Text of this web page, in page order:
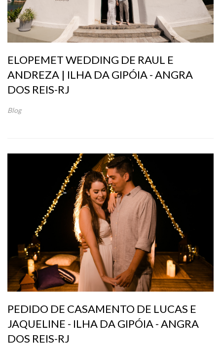
ELOPEMET WEDDING DE RAUL E
ANDREZA | ILHA DA GIPÓIA - ANGRA
DOS REIS-RJ
Blog
PEDIDO DE CASAMENTO DE LUCAS E
JAQUELINE - ILHA DA GIPÓIA - ANGRA
DOS REIS-RJ